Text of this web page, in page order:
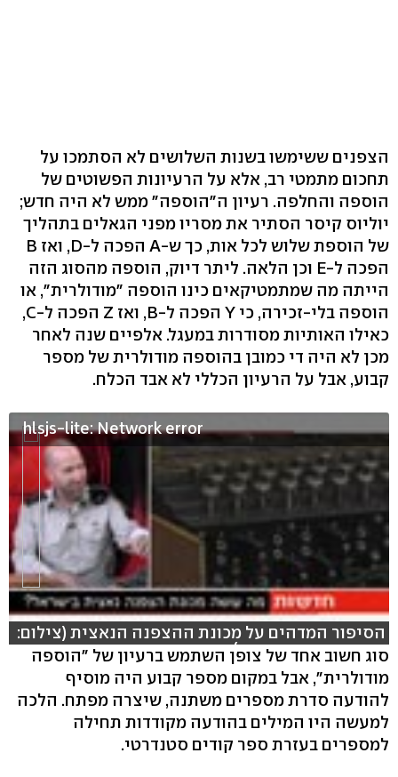
הצפנים ששימשו בשנות השלושים לא הסתמכו על
תחכום מתמטי רב, אלא על הרעיונות הפשוטים של
הוספה והחלפה. רעיון ה"הוספה" ממש לא היה חדש;
יוליוס קיסר הסתיר את מסריו מפני הגאלים בתהליך
של הוספת שלוש לכל אות, כך ש-A הפכה ל-D, ואז B
הפכה ל-E וכן הלאה. ליתר דיוק, הוספה מהסוג הזה
הייתה מה שמתמטיקאים כינו הוספה "מודולרית", או
הוספה בלי-זכירה, כי Y הפכה ל-B, ואז Z הפכה ל-C,
כאילו האותיות מסודרות במעגל. אלפיים שנה לאחר
מכן לא היה די כמובן בהוספה מודולרית של מספר
קבוע, אבל על הרעיון הכללי לא אבד הכלח.
hlsjs-lite: Network error
הסיפור המדהים על מכונת ההצפנה הנאצית (צילום:
יוגב אטיאס ואסי כהן)
סוג חשוב אחד של צופן השתמש ברעיון של "הוספה
מודולרית", אבל במקום מספר קבוע היה מוסיף
להודעה סדרת מספרים משתנה, שיצרה מפתח. הלכה
למעשה היו המילים בהודעה מקודדות תחילה
למספרים בעזרת ספר קודים סטנדרטי.